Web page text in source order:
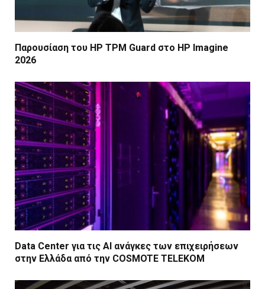
Παρουσίαση του HP TPM Guard στο HP Imagine
2026
Data Center για τις ΑΙ ανάγκες των επιχειρήσεων
στην Ελλάδα από την COSMOTE TELEKOM